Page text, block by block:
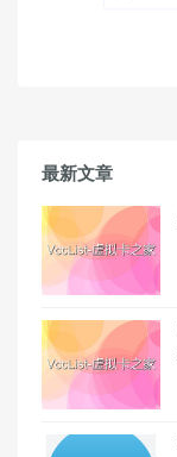
最新文章